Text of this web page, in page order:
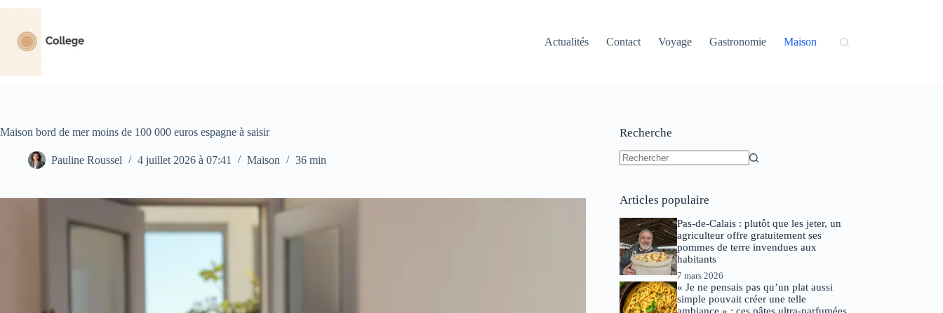
contenu
Actualités
Contact Voyage Gastronomie Maison
Maison bord de mer moins de 100 000 euros espagne à saisir
Pauline Roussel 4 juillet 2026 à 07:41 Maison 36 min
Recherche
Articles populaire
Pas-de-Calais : plutôt que les jeter, un
agriculteur offre gratuitement ses
pommes de terre invendues aux
habitants
7 mars 2026
« Je ne pensais pas qu’un plat aussi
simple pouvait créer une telle